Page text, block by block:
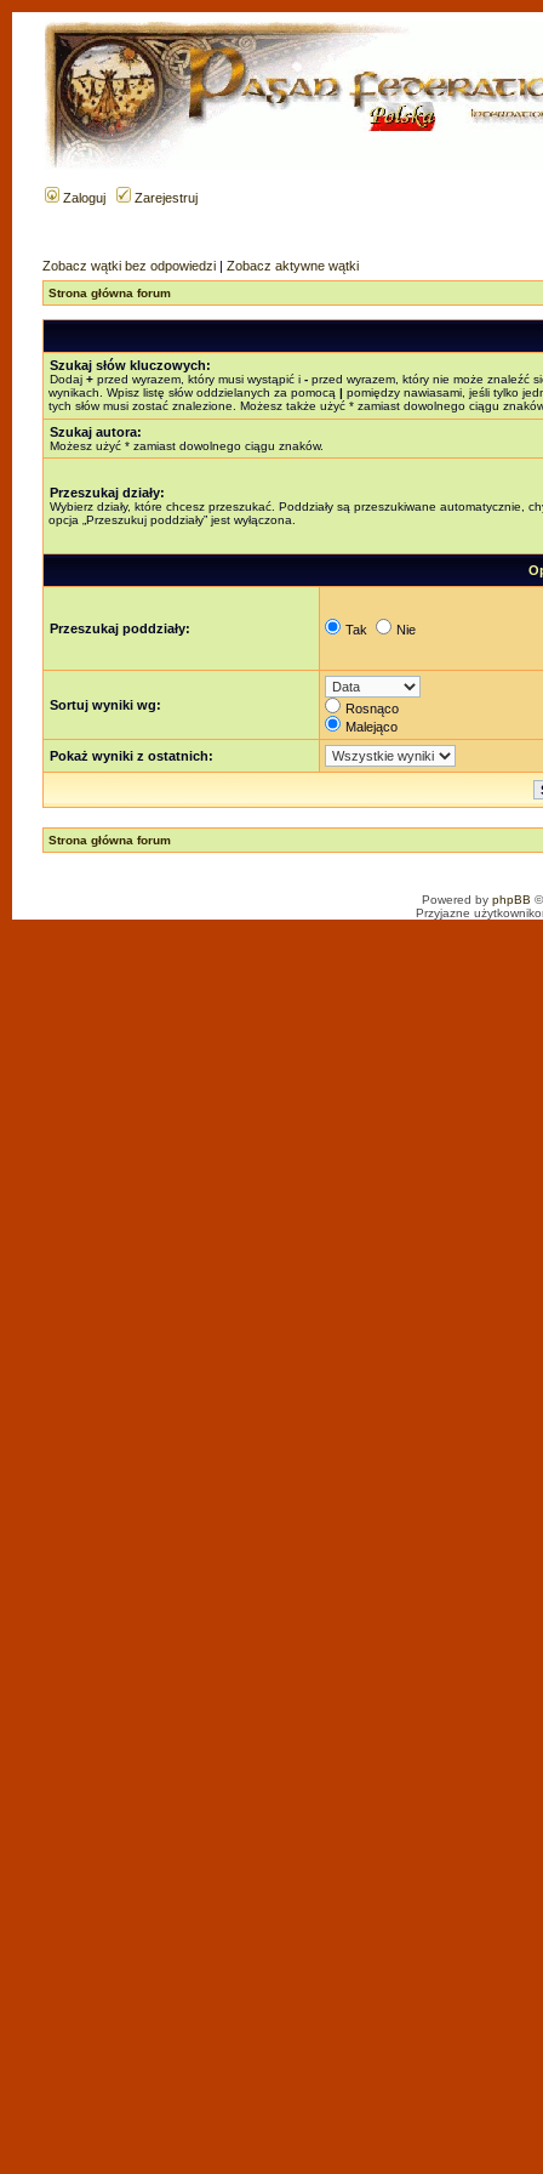
Zaloguj Zarejestruj
Zobacz wątki bez odpowiedzi | Zobacz aktywne wątki
Strona główna forum
Szukaj słów kluczowych:
Dodaj + przed wyrazem, który musi wystąpić i - przed wyrazem, który nie może znaleźć
wynikach. Wpisz listę słów oddzielanych za pomocą | pomiędzy nawiasami, jeśli tylko
tych słów musi zostać znalezione. Możesz także użyć * zamiast dowolnego ciągu
Szukaj autora:
Możesz użyć * zamiast dowolnego ciągu znaków.
Przeszukaj działy:
Wybierz działy, które chcesz przeszukać. Poddziały są przeszukiwane automatycznie,
opcja „Przeszukuj poddziały” jest wyłączona.
Przeszukaj poddziały: Tak Nie
Sortuj wyniki wg:
Rosnąco
Malejąco
Pokaż wyniki z ostatnich:
Strona główna forum
Powered by phpBB
Przyjazne